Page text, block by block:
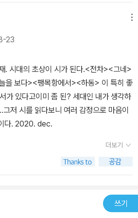
간의 시력을 거쳐오는 동안 시인은 끊임
해 서정시 본연의 정서를 견지하면서 시
내는 리얼리즘 시의 경지를 보여주며 한국
를 이루었다. 한데 이번 시집을 펴내며 시
시는 관습적으로 ‘비슷한’ 시집을 내지 않
조성이 쇠진되었다고 느끼면 깨끗이 시 쓰
말)는 자못 비장한 선언을 내놓는다. 그러
의 정신”(최원식, 발문)이 그렇게 쉽게 스
전으로 나갈지”(염무웅 추천사) 찬찬히 지
되겠네. 섬진강이 흐르다가 바다를 만나
. (…) 섬진강은 평사리에서 바라볼 때가
(여수행), (홍대 이센)같은 제목에 지명이
방목하는 국토의 서남쪽 끝 가거도(소), 청
어서 대빗자루로 바닥을 박박 쓸고 있던
로(어느 조상), 재판 받으러 다니던 인덕원
등장하는 지명도 인상적이었지만 세월호
졸업식), (팽목항에서)도 작가님의 젊은
발 단속), (1972년 겨울), (시자 누나)도 인
단속에 걸린 선생을 어떻게든 구해내려고
몰차게 거절하는 단속원으로 인해 어쩔줄
이 된 제자 선영이의 모습이 강렬해서 손
상짓는 인물이 있었는 데 바로 천연기념물
인 수달로 인해 막대한 피해를 입은 매립
없어지자 어쩔 수 없이 사람들이 사는 곳에
까지 수달이 가게 되었을까, 이 부분을 보
23
. 시대의 초상이 시가 된다.<전차><그네>
을 보다><팽목항에서><하동> 이 특히 좋
가 있다고이미 좀 된? 세대인 내가 생각하
그저 시를 읽다보니 여러 감정으로 마음이
다. 2020. dec.
더보기
쓰기